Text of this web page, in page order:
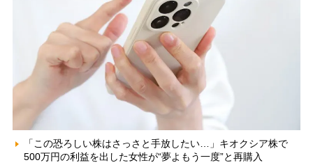
「この恐ろしい株はさっさと手放したい…」キオクシア株で
500万円の利益を出した女性が“夢よもう一度”と再購入